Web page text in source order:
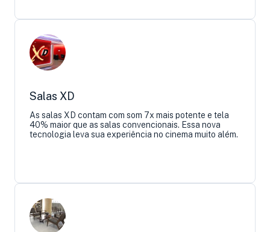
Salas XD
As salas XD contam com som 7x mais potente e tela
40% maior que as salas convencionais. Essa nova
tecnologia leva sua experiência no cinema muito além.